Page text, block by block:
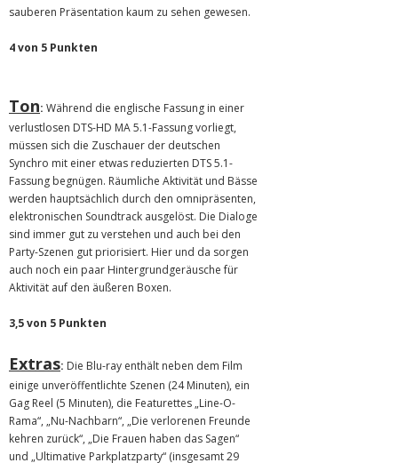
sauberen Präsentation kaum zu sehen gewesen.
4 von 5 Punkten
Ton: Während die englische Fassung in einer
verlustlosen DTS-HD MA 5.1-Fassung vorliegt,
müssen sich die Zuschauer der deutschen
Synchro mit einer etwas reduzierten DTS 5.1-
Fassung begnügen. Räumliche Aktivität und Bässe
werden hauptsächlich durch den omnipräsenten,
elektronischen Soundtrack ausgelöst. Die Dialoge
sind immer gut zu verstehen und auch bei den
Party-Szenen gut priorisiert. Hier und da sorgen
auch noch ein paar Hintergrundgeräusche für
Aktivität auf den äußeren Boxen.
3,5 von 5 Punkten
Extras: Die Blu-ray enthält neben dem Film
einige unveröffentlichte Szenen (24 Minuten), ein
Gag Reel (5 Minuten), die Featurettes „Line-O-
Rama“, „Nu-Nachbarn“, „Die verlorenen Freunde
kehren zurück“, „Die Frauen haben das Sagen“
und „Ultimative Parkplatzparty“ (insgesamt 29